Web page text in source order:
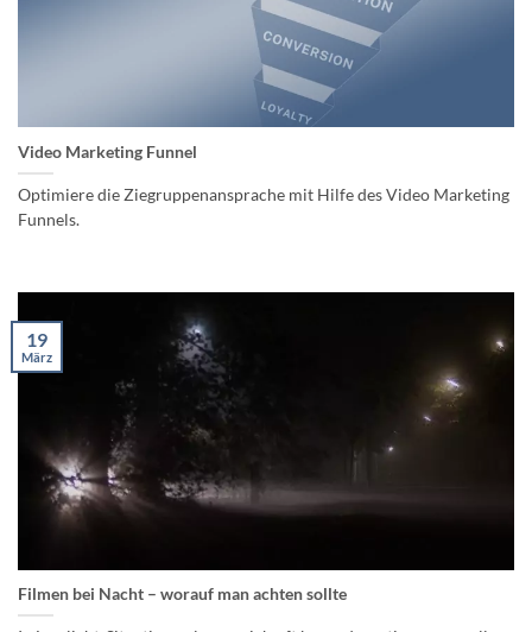
Video Marketing Funnel
Optimiere die Ziegruppenansprache mit Hilfe des Video Marketing
Funnels.
Filmen bei Nacht – worauf man achten sollte
19
März